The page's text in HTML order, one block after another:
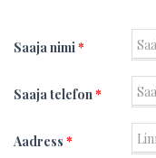
Saaja nimi*
Saaja telefon*
Aadress *